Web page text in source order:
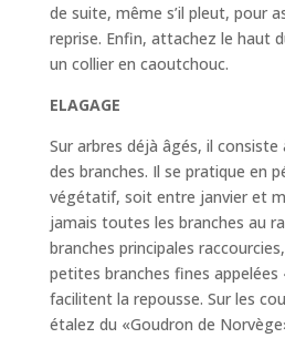
de suite, même s’il pleut, pour
reprise. Enfin, attachez le haut
un collier en caoutchouc.
ELAGAGE
Sur arbres déjà âgés, il consiste
des branches. Il se pratique en
végétatif, soit entre janvier et
jamais toutes les branches au
branches principales
petites branches fines appelées
facilitent la repousse. Sur les
étalez du «Goudron de